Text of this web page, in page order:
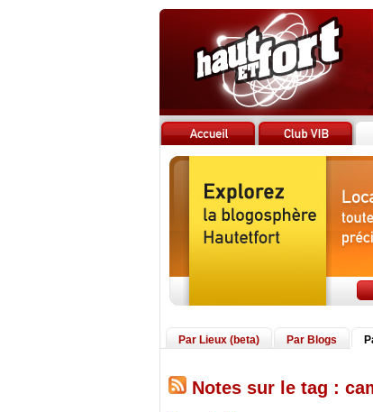
Par Lieux (beta) Par Blogs
Notes sur le tag :